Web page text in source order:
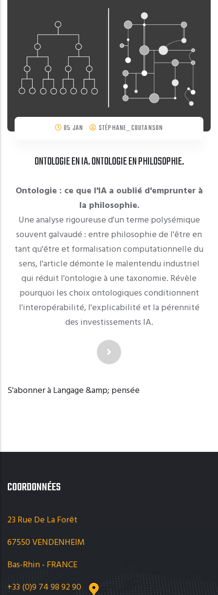
05 JAN STÉPHANE_COUTANSON
ONTOLOGIE EN IA. ONTOLOGIE EN PHILOSOPHIE.
Ontologie : ce que l'IA a oublié d'emprunter à
la philosophie.
Une analyse rigoureuse d'un terme polysémique
souvent galvaudé : entre philosophie de l'être en
tant qu'être et formalisation computationnelle du
sens, l'article démonte le malentendu industriel
qui réduit l'ontologie à une taxonomie. Révèle
pourquoi les choix ontologiques conditionnent
l'interopérabilité, l'explicabilité et la pérennité
des investissements IA.
S'abonner à Langage &amp; pensée
COORDONNÉES
23 Rue De La Forêt
67550 VENDENHEIM
Bas-Rhin - FRANCE
+33 (0)9 74 98 92 90